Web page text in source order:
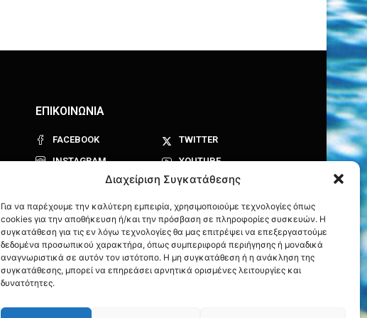
Διαχείριση Συγκατάθεσης
Για να παρέχουμε την καλύτερη εμπειρία, χρησιμοποιούμε τεχνολογίες όπως
cookies για την αποθήκευση ή/και την πρόσβαση σε πληροφορίες συσκευών. Η
συγκατάθεση για τις εν λόγω τεχνολογίες θα μας επιτρέψει να επεξεργαστούμε
δεδομένα προσωπικού χαρακτήρα, όπως συμπεριφορά περιήγησης ή μοναδικά
αναγνωριστικά σε αυτόν τον ιστότοπο. Η μη συγκατάθεση ή η ανάκληση της
συγκατάθεσης, μπορεί να επηρεάσει αρνητικά ορισμένες λειτουργίες και
δυνατότητες.
ΕΠΙΚΟΙΝΩΝΙΑ
FACEBOOK
TWITTER
INSTAGRAM
YOUTUBE